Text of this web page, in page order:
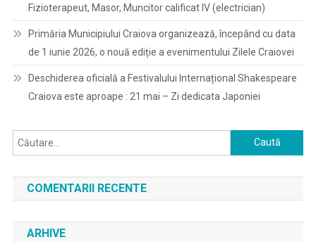
Fizioterapeut, Masor, Muncitor calificat IV (electrician)
Primăria Municipiului Craiova organizează, începând cu data
de 1 iunie 2026, o nouă ediție a evenimentului Zilele Craiovei
Deschiderea oficială a Festivalului Internațional Shakespeare
Craiova este aproape : 21 mai – Zi dedicata Japoniei
Caută
după:
COMENTARII RECENTE
ARHIVE